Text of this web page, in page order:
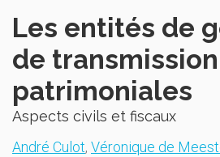
Les entités de
de transmission
patrimoniales
Aspects civils et fiscaux
André Culot, Véronique de